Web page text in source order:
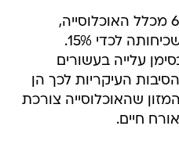
הסוכרת מתגלה בכ-% 6-8 מכלל האוכלוסייה,
ובגילאים מתקדמים עולה שכיחותה לכדי 15%.
עלייה בעשורים
העיקריות לכך הן
שהאוכלוסייה צורכת
חיים.